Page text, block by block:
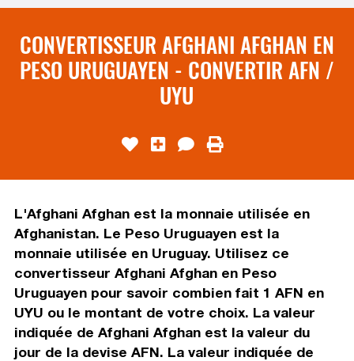
CONVERTISSEUR AFGHANI AFGHAN EN
PESO URUGUAYEN - CONVERTIR AFN /
UYU
L'Afghani Afghan est la monnaie utilisée en
Afghanistan. Le Peso Uruguayen est la
monnaie utilisée en Uruguay. Utilisez ce
convertisseur Afghani Afghan en Peso
Uruguayen pour savoir combien fait 1 AFN en
UYU ou le montant de votre choix. La valeur
indiquée de Afghani Afghan est la valeur du
jour de la devise AFN. La valeur indiquée de